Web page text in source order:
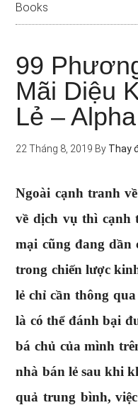
Books
99
Mãi Diệu
Lẻ –
22 Tháng 8, 2019 By Thay
Ngoài cạnh tranh
về dịch vụ thì cạnh
mại cũng đang
trong chiến lược
lẻ chỉ cần thông
là có thể đánh bại
bá chủ của mình
nhà bán lẻ sau khi
quả trung bình,